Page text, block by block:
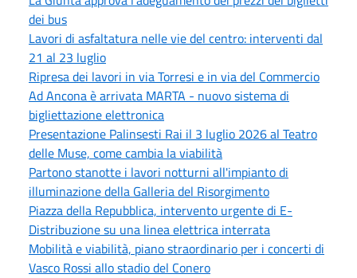
dei bus
Lavori di asfaltatura nelle vie del centro: interventi dal
21 al 23 luglio
Ripresa dei lavori in via Torresi e in via del Commercio
Ad Ancona è arrivata MARTA - nuovo sistema di
bigliettazione elettronica
Presentazione Palinsesti Rai il 3 luglio 2026 al Teatro
delle Muse, come cambia la viabilità
Partono stanotte i lavori notturni all'impianto di
illuminazione della Galleria del Risorgimento
Piazza della Repubblica, intervento urgente di E-
Distribuzione su una linea elettrica interrata
Mobilità e viabilità, piano straordinario per i concerti di
Vasco Rossi allo stadio del Conero